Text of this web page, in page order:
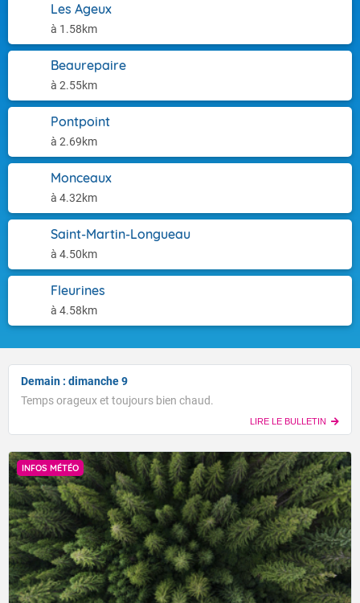
Les Ageux
à 1.58km
Beaurepaire
à 2.55km
Pontpoint
à 2.69km
Monceaux
à 4.32km
Saint-Martin-Longueau
à 4.50km
Fleurines
à 4.58km
Demain : dimanche 9
Temps orageux et toujours bien chaud.
LIRE LE BULLETIN
INFOS MÉTÉO